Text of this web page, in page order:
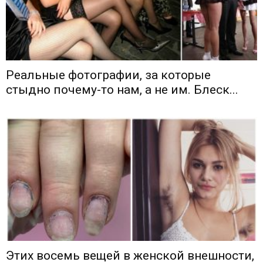
Реальные фотографии, за которые
стыдно почему-то нам, а не им. Блеск...
Этих восемь вещей в женской внешности,